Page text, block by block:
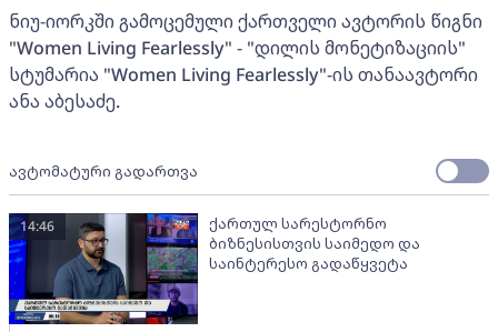
ნიუ-იორკში გამოცემული ქართველი ავტორის წიგნი
"Women Living Fearlessly" - "დილის მონეტიზაციის"
სტუმარია "Women Living Fearlessly"-ის თანაავტორი
ანა აბესაძე.
ავტომატური გადართვა
ქართულ სარესტორნო
ბიზნესისთვის საიმედო და
საინტერესო გადაწყვეტა
14:46